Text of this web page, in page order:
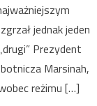
duet
jednak jeden
Prezydent
Marsinah,
reżimu […]